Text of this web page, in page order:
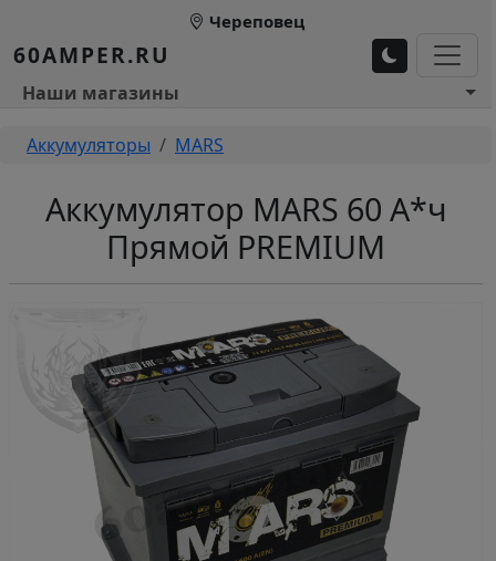
Перейти к основному содержанию
Череповец
60AMPER.RU
Основное меню 1
Наши магазины
Строка навигации
Аккумуляторы MARS
Аккумулятор MARS 60 А*ч
Прямой PREMIUM